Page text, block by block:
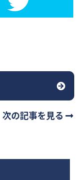
次の記事を見る